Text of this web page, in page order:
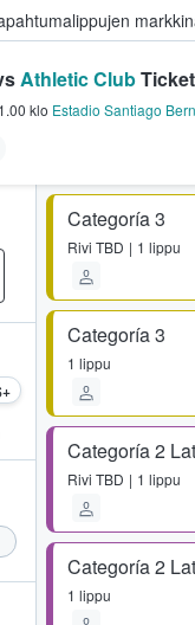
fanit ostavat
Athletic Club
klo Estadio Santiago
Categoría 3
Rivi TBD 1 lippu
Categoría 3
1 lippu
Categoría 2
Rivi TBD 1 lippu
Categoría 2
1 lippu